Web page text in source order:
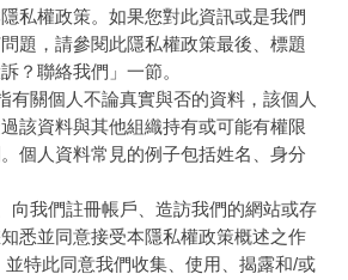
私權政策。如果您對此資訊或是我們
題，請參閱此隱私權政策最後、標題
？聯絡我們」一節。
有關個人不論真實與否的資料，該個人
該資料與其他組織持有或可能有權限
個人資料常見的例子包括姓名、身分
向我們註冊帳戶、造訪我們的網站或存
悉並同意接受本隱私權政策概述之作
特此同意我們收集、使用、揭露和/或